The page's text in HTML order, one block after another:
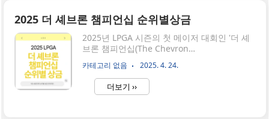
접속 후 따라와 주세요!👇예방접종도우미 홈페
이지 👉예방접종 증명서 제출이유어린이집은
집단 생활이 시작되는 첫 공간인 만큼, 아이들
의 건강과 안전이 최우선입니다. 따라서 예방
접종을 완료했다는 증명서는 필수입니다. 다음
과 같은 이유로 증명서를 사전에 준비해야 합
니다.입소 마감일 엄수: 서류 미제출 시 입소
2025 더 셰브론 챔피언십 순위별상금
​2025년 LPGA 시즌의 첫 메이저 대회인 '더 셰
브론 챔피언십(The Chevron
국 텍사스주 우들랜즈에 위치한 '더 클럽 앳 칼
튼 우즈(The Club at Carlton Woods)'에서 개
최됩니다. 세계 최고의 여성 골퍼 132명이 참
카테고리 없음 2025. 4. 24.
더보기 ››